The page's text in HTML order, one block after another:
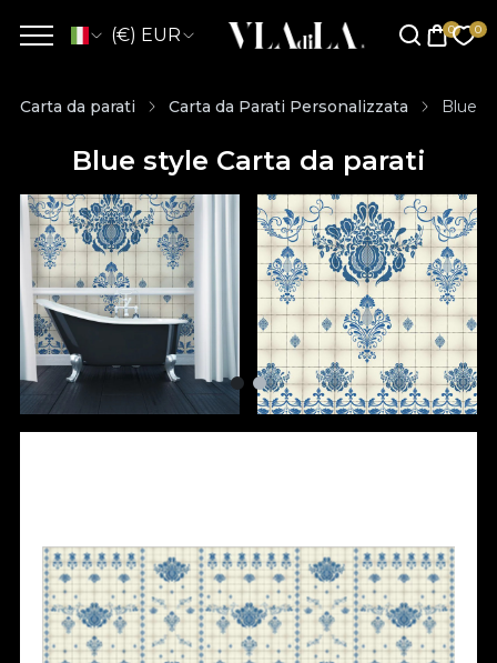
(€) EUR
Carta da parati Carta da Parati Personalizzata Blue
Blue style Carta da parati